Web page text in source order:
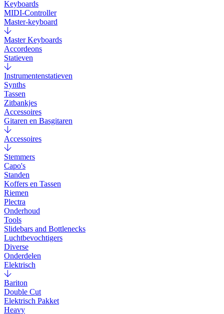
Keyboards
MIDI-Controller
Master-keyboard
Master Keyboards
Accordeons
Statieven
Instrumentenstatieven
Synths
Tassen
Zitbankjes
Accessoires
Gitaren en Basgitaren
Accessoires
Stemmers
Capo's
Standen
Koffers en Tassen
Riemen
Plectra
Onderhoud
Tools
Slidebars and Bottlenecks
Luchtbevochtigers
Diverse
Onderdelen
Elektrisch
Bariton
Double Cut
Elektrisch Pakket
Heavy